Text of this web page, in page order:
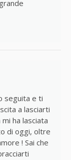
seguita e ti
a lasciarti
ha lasciata
di oggi, oltre
! Sai che